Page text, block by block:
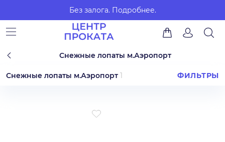
Без залога. Подробнее.
Снежные лопаты м.Аэропорт
Снежные лопаты м.Аэропорт 1 ФИЛЬТРЫ